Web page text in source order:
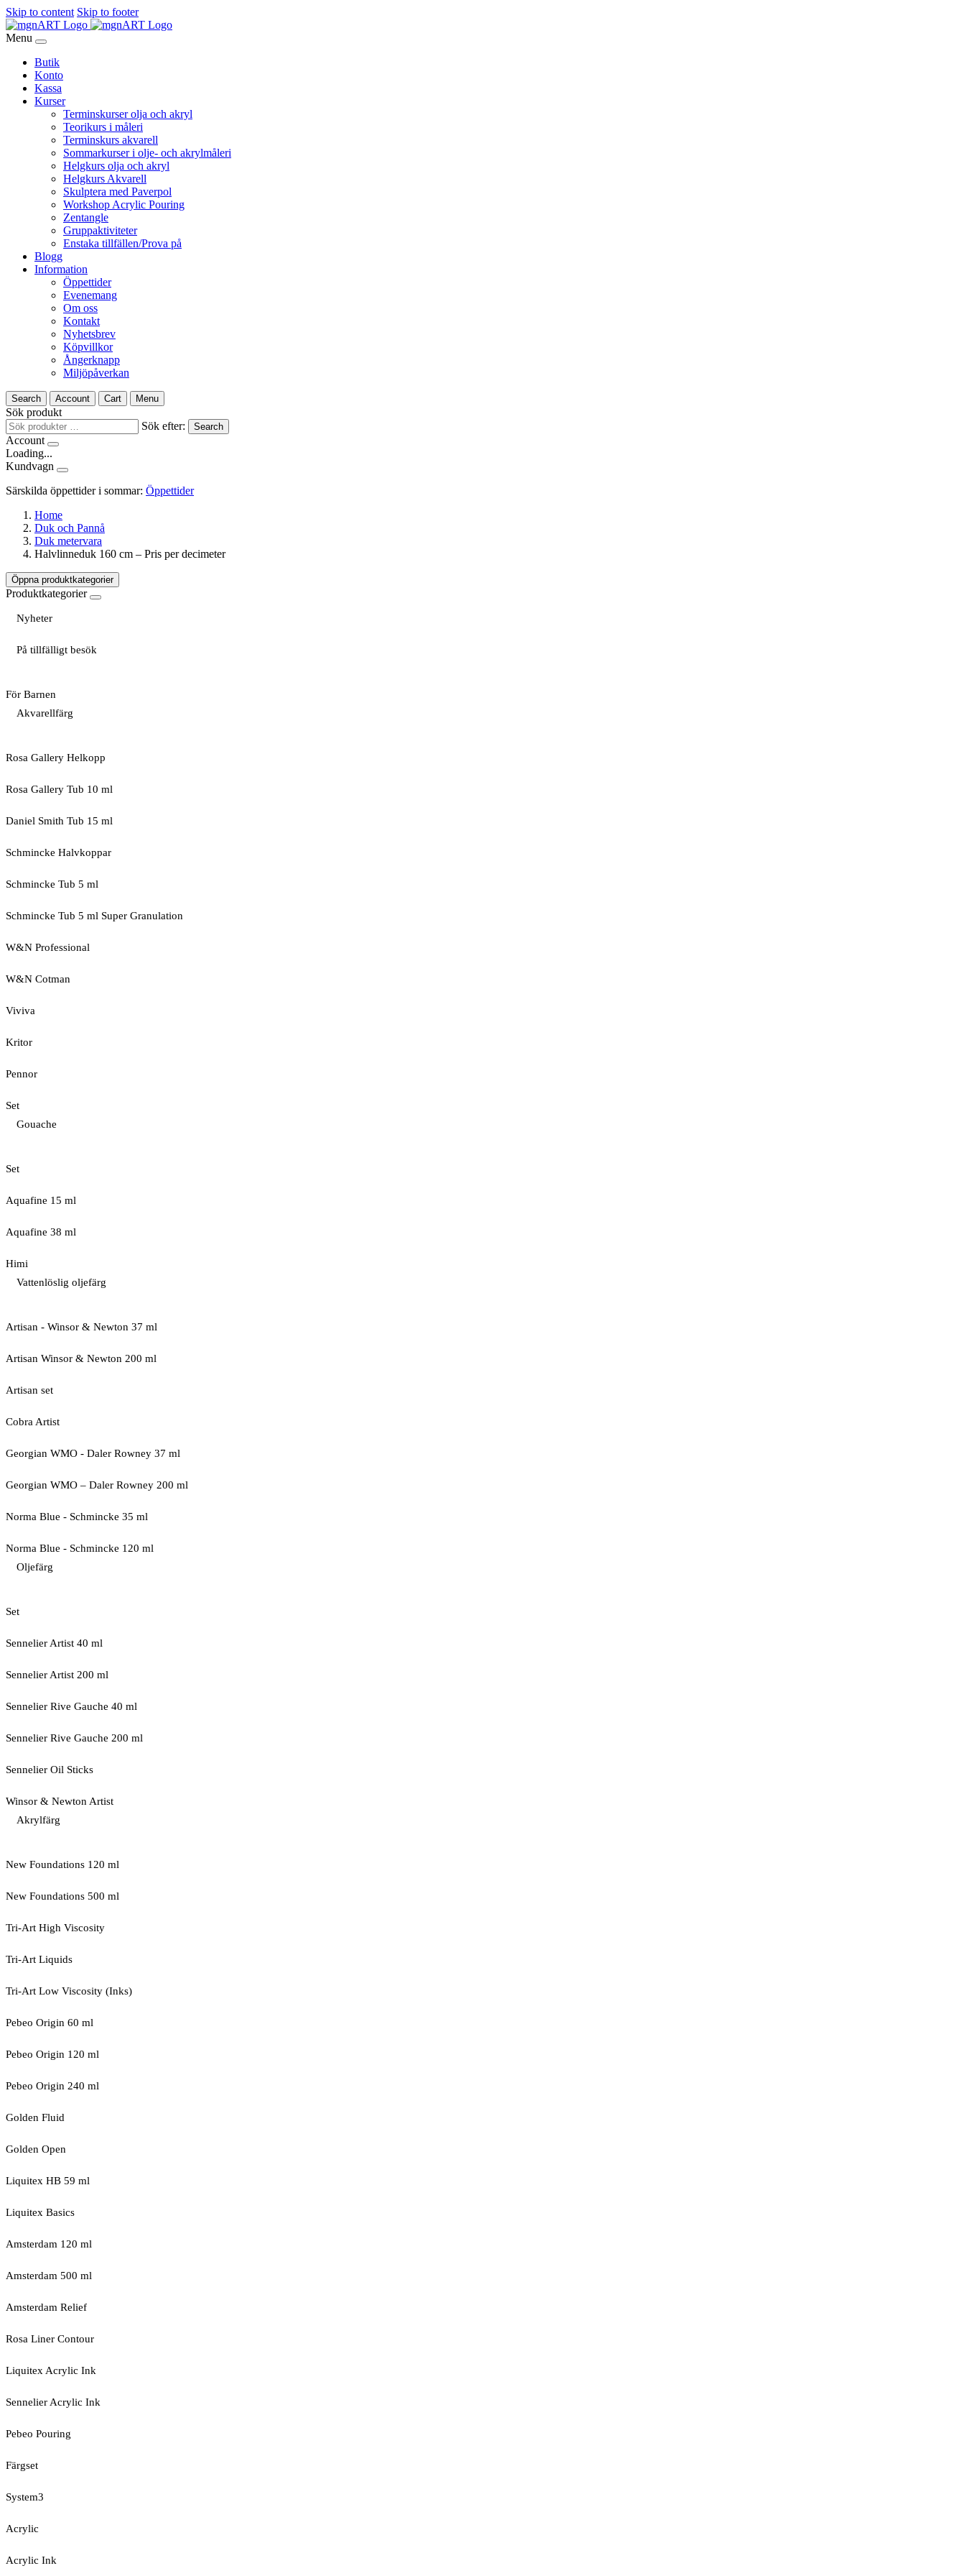
Skip to content Skip to footer
Menu
Butik
Konto
Kassa
Kurser
Terminskurser olja och akryl
Teorikurs i måleri
Terminskurs akvarell
Sommarkurser i olje- och akrylmåleri
Helgkurs olja och akryl
Helgkurs Akvarell
Skulptera med Paverpol
Workshop Acrylic Pouring
Zentangle
Gruppaktiviteter
Enstaka tillfällen/Prova på
Blogg
Information
Öppettider
Evenemang
Om oss
Kontakt
Nyhetsbrev
Köpvillkor
Ångerknapp
Miljöpåverkan
Search Account Cart Menu
Sök produkt
Sök efter:
Search
Account
Loading...
Kundvagn
Särskilda öppettider i sommar: Öppettider
Home
Duk och Pannå
Duk metervara
Halvlinneduk 160 cm – Pris per decimeter
Öppna produktkategorier
Produktkategorier
Nyheter
På tillfälligt besök
För Barnen
Akvarellfärg
Rosa Gallery Helkopp
Rosa Gallery Tub 10 ml
Daniel Smith Tub 15 ml
Schmincke Halvkoppar
Schmincke Tub 5 ml
Schmincke Tub 5 ml Super Granulation
W&N Professional
W&N Cotman
Viviva
Kritor
Pennor
Set
Gouache
Set
Aquafine 15 ml
Aquafine 38 ml
Himi
Vattenlöslig oljefärg
Artisan - Winsor & Newton 37 ml
Artisan Winsor & Newton 200 ml
Artisan set
Cobra Artist
Georgian WMO - Daler Rowney 37 ml
Georgian WMO – Daler Rowney 200 ml
Norma Blue - Schmincke 35 ml
Norma Blue - Schmincke 120 ml
Oljefärg
Set
Sennelier Artist 40 ml
Sennelier Artist 200 ml
Sennelier Rive Gauche 40 ml
Sennelier Rive Gauche 200 ml
Sennelier Oil Sticks
Winsor & Newton Artist
Akrylfärg
New Foundations 120 ml
New Foundations 500 ml
Tri-Art High Viscosity
Tri-Art Liquids
Tri-Art Low Viscosity (Inks)
Pebeo Origin 60 ml
Pebeo Origin 120 ml
Pebeo Origin 240 ml
Golden Fluid
Golden Open
Liquitex HB 59 ml
Liquitex Basics
Amsterdam 120 ml
Amsterdam 500 ml
Amsterdam Relief
Rosa Liner Contour
Liquitex Acrylic Ink
Sennelier Acrylic Ink
Pebeo Pouring
Färgset
System3
Acrylic
Acrylic Ink